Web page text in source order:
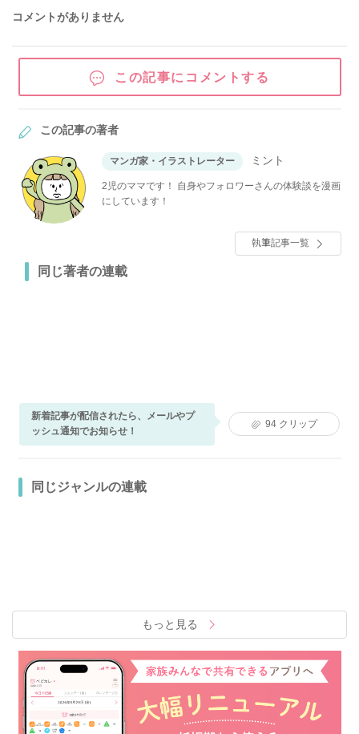
コメントがありません
この記事にコメントする
この記事の著者
マンガ家・イラストレーター ミント
2児のママです！ 自身やフォロワーさんの体験談を漫画
にしています！
執筆記事一覧
同じ著者の連載
新着記事が配信されたら、メールやプ
ッシュ通知でお知らせ！
94クリップ
同じジャンルの連載
もっと見る